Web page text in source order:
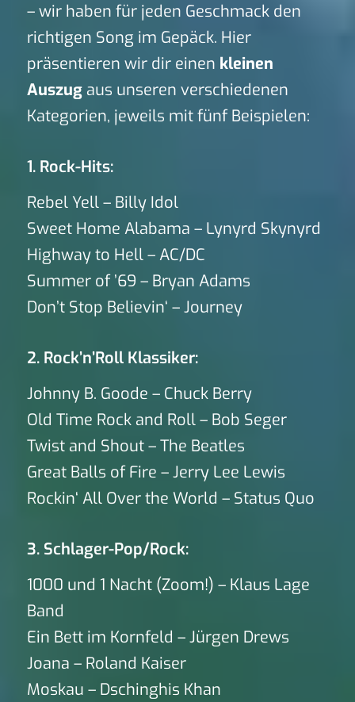
– wir haben für jeden Geschmack den
richtigen Song im Gepäck. Hier
präsentieren wir dir einen kleinen
Auszugaus unseren verschiedenen
Kategorien, jeweils mit fünf Beispielen:
1. Rock-Hits:
Rebel Yell – Billy Idol
Sweet Home Alabama – Lynyrd Skynyrd
Highway to Hell – AC/DC
Summer of ’69 – Bryan Adams
Don’t Stop Believin‘ – Journey
2. Rock’n’Roll Klassiker:
Johnny B. Goode – Chuck Berry
Old Time Rock and Roll – Bob Seger
Twist and Shout – The Beatles
Great Balls of Fire – Jerry Lee Lewis
Rockin‘ All Over the World – Status Quo
3. Schlager-Pop/Rock:
1000 und 1 Nacht (Zoom!) – Klaus Lage
Band
Ein Bett im Kornfeld – Jürgen Drews
Joana – Roland Kaiser
Moskau – Dschinghis Khan